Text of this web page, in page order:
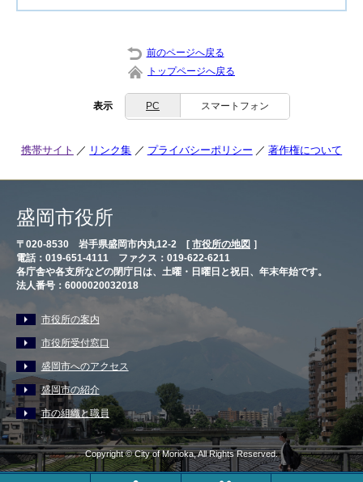
前のページへ戻る
トップページへ戻る
表示 PC スマートフォン
携帯サイト リンク集 プライバシーポリシー 著作権について
盛岡市役所
〒020-8530 岩手県盛岡市内丸12-2 [ 市役所の地図 ］
電話：019-651-4111 ファクス：019-622-6211
各庁舎や各支所などの閉庁日は、土曜・日曜日と祝日、年末年始です。
法人番号：6000020032018
市役所の案内
市役所受付窓口
盛岡市へのアクセス
盛岡市の紹介
市の組織と職員
Copyright © City of Morioka, All Rights Reserved.